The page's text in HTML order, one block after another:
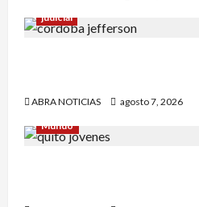
judicial
ABRA NOTICIAS
agosto 7, 2026
Mundo